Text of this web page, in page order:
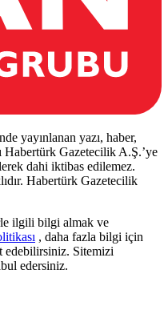
yayınlanan yazı, haber,
Habertürk Gazetecilik A.Ş.’ye
dahi iktibas edilemez.
Habertürk Gazetecilik
ilgili bilgi almak ve
, daha fazla bilgi için
edebilirsiniz. Sitemizi
edersiniz.